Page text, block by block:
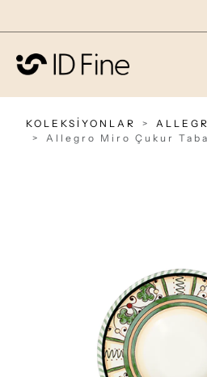
KOLEKSİYONLAR
Allegro Miro Çukur